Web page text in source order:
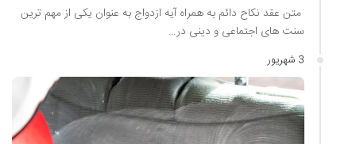
متن عقد نکاح دائم به همراه آیه ازدواج به عنوان یکی از مهم ترین
سنت های اجتماعی و دینی در…
3 شهریور